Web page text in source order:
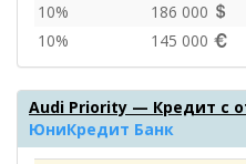
10%
186 000
10%
145 000
Audi Priority — Кредит с
ЮниКредит Банк